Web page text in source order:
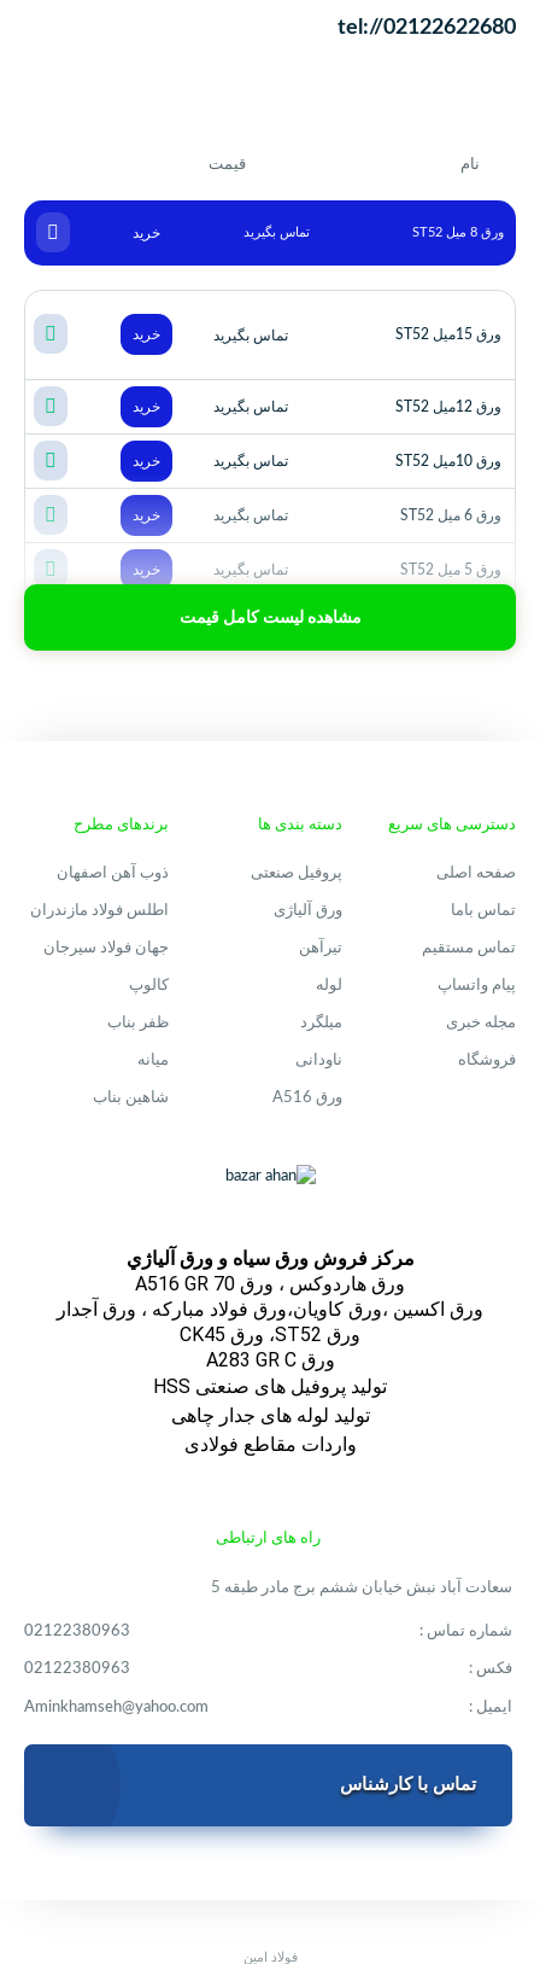
tel://02122622680
نام قیمت
ورق 8 میل ST52 تماس بگیرید خرید
ورق 15میل ST52 تماس بگیرید خرید
ورق 12میل ST52 تماس بگیرید خرید
ورق 10میل ST52 تماس بگیرید خرید
ورق 6 میل ST52 تماس بگیرید خرید
ورق 5 میل ST52 تماس بگیرید خرید
مشاهده لیست کامل قیمت
دسترسی های سریع
صفحه اصلی
تماس باما
تماس مستقیم
پیام واتساپ
مجله خبری
فروشگاه
دسته بندی ها
پروفیل صنعتی
ورق آلیاژی
تیرآهن
لوله
میلگرد
ناودانی
ورق A516
برندهای مطرح
ذوب آهن اصفهان
اطلس فولاد مازندران
جهان فولاد سیرجان
کالوپ
ظفر بناب
میانه
شاهین بناب
مركز فروش ورق سياه و ورق آلياژي
ورق هاردوکس ، ورق A516 GR 70
ورق اكسين ،ورق كاويان،ورق فولاد مباركه ، ورق آجدار
ورق ST52، ورق CK45
ورق A283 GR C
تولید پروفیل های صنعتی HSS
تولید لوله های جدار چاهی
واردات مقاطع فولادی
راه های ارتباطی
سعادت آباد نبش خیابان ششم برج مادر طبقه 5
شماره تماس : 02122380963
فکس : 02122380963
ایمیل : Aminkhamseh@yahoo.com
تماس با کارشناس
فولاد امین